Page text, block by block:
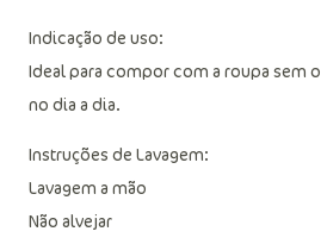
Indicação de uso:
Ideal para compor com a roupa sem
no dia a dia.
Instruções de Lavagem:
Lavagem a mão
Não alvejar